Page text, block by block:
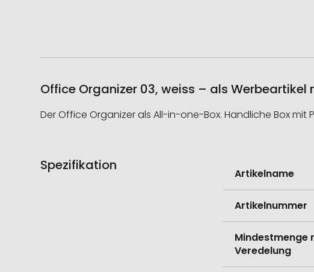
Office Organizer 03, weiss – als Werbeartikel
Der Office Organizer als All-in-one-Box. Handliche Box mit
Spezifikation
Informationen
Artikelname
Artikelnummer
Mindestmenge
Veredelung